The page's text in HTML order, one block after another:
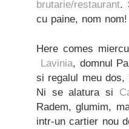
brutarie/restaurant.
cu paine, nom nom!
Here comes
Lavinia, domnul
si regalul meu
Ni se alatura si
Radem, glumim,
intr-un cartier nou